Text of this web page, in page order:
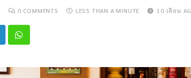
0 COMMENTS LESS THAN A MINUTE 10 เดือน